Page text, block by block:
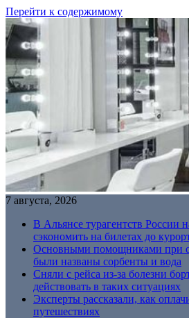
Перейти к содержимому
7 августа, 2026
В Альянсе турагентств России
сэкономить на билетах до
Основными помощниками при
были названы сорбенты и вода
Сняли с рейса из-за болезни
действовать в таких ситуациях
Эксперты рассказали, как
путешествиях